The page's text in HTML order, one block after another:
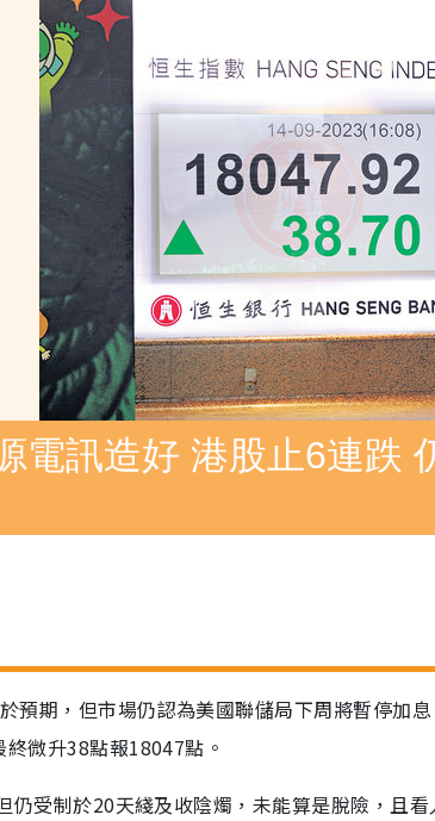
電訊造好 港股止6連跌
預期，但市場仍認為美國聯儲局下周將暫停加
微升38點報18047點。
仍受制於20天綫及收陰燭，未能算是脫險，且